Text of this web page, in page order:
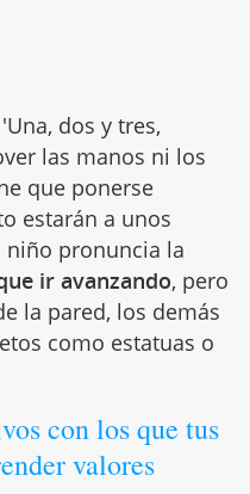
dos y tres,
las manos ni los
que ponerse
estarán a unos
pronuncia la
ir avanzando, pero
la pared, los demás
como estatuas o
con los que tus
valores